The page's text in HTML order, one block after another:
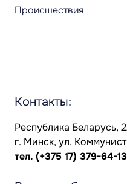
Происшествия
Контакты:
Республика Беларусь,
г. Минск, ул.
тел. (+375 17) 379-64-13